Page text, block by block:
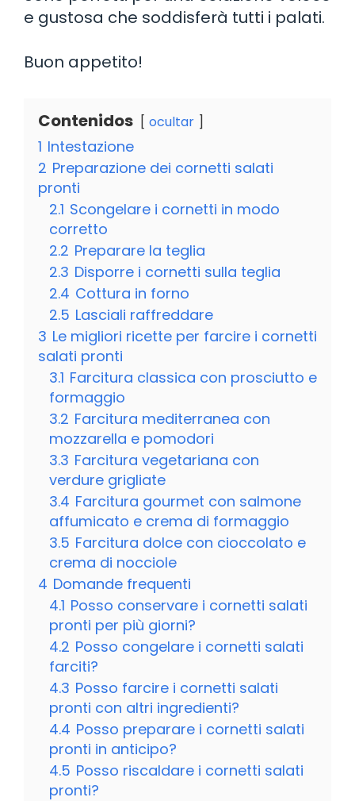
e gustosa che soddisferà tutti i palati.
Buon appetito!
Contenidos ocultar
1 Intestazione
2 Preparazione dei cornetti salati
pronti
2.1 Scongelare i cornetti in modo
corretto
2.2 Preparare la teglia
2.3 Disporre i cornetti sulla teglia
2.4 Cottura in forno
2.5 Lasciali raffreddare
3 Le migliori ricette per farcire i cornetti
salati pronti
3.1 Farcitura classica con prosciutto e
formaggio
3.2 Farcitura mediterranea con
mozzarella e pomodori
3.3 Farcitura vegetariana con
verdure grigliate
3.4 Farcitura gourmet con salmone
affumicato e crema di formaggio
3.5 Farcitura dolce con cioccolato e
crema di nocciole
4 Domande frequenti
4.1 Posso conservare i cornetti salati
pronti per più giorni?
4.2 Posso congelare i cornetti salati
farciti?
4.3 Posso farcire i cornetti salati
pronti con altri ingredienti?
4.4 Posso preparare i cornetti salati
pronti in anticipo?
4.5 Posso riscaldare i cornetti salati
pronti?